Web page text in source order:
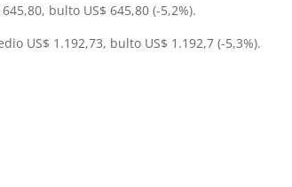
bulto US$ 645,80 (-5,2%).
US$ 1.192,73, bulto US$ 1.192,7 (-5,3%).